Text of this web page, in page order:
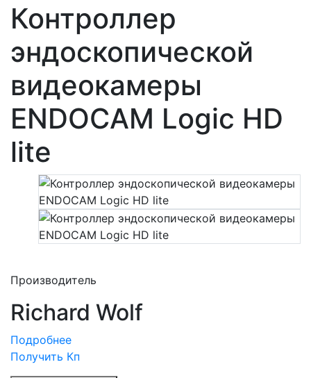
Контроллер
эндоскопической
видеокамеры
ENDOCAM Logic HD
lite
Производитель
Richard Wolf
Подробнее
Получить Кп